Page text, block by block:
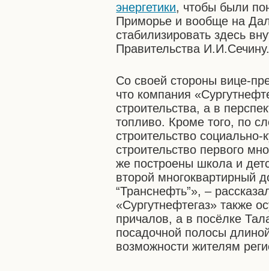
энергетики, чтобы были
Приморье и вообще на
стабилизировать здесь
Правительства
Со своей стороны вице-
что компания
строительства, а в
топливо. Кроме того, по
строительство
строительство первого
же построены школа и
второй многоквартирный
“Транснефть”», –
«Сургутнефтегаз» также
причалов, а в посёлке
посадочной полосы
возможности жителям